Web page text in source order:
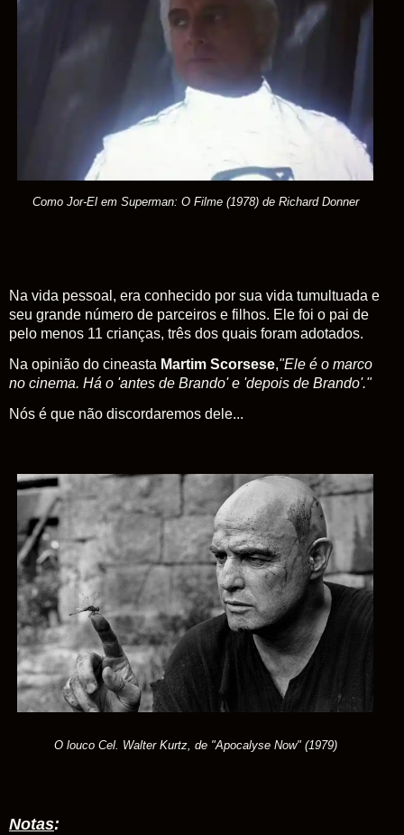
Como Jor-El em Superman: O Filme (1978) de Richard Donner
Na vida pessoal, era conhecido por sua vida tumultuada e
seu grande número de parceiros e filhos. Ele foi o pai de
pelo menos 11 crianças, três dos quais foram adotados.
Na opinião do cineasta Martim Scorsese,"Ele é o marco
no cinema. Há o 'antes de Brando' e 'depois de Brando'."
Nós é que não discordaremos dele...
O louco Cel. Walter Kurtz, de "Apocalyse Now" (1979)
Notas: